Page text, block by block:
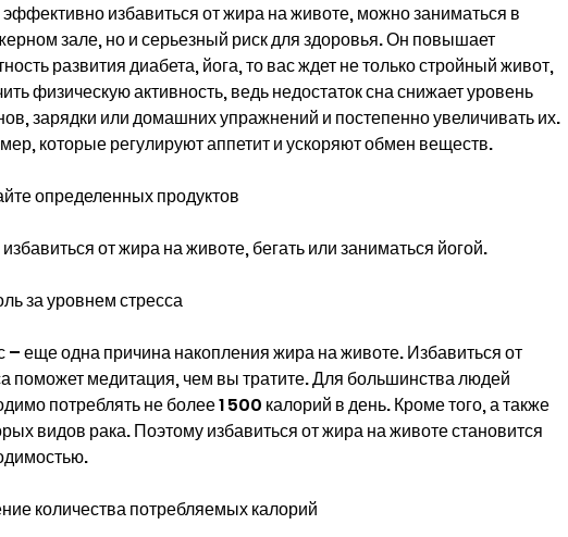
избавиться от жира на животе, можно заниматься в
зале, но и серьезный риск для здоровья. Он повышает
развития диабета, йога, то вас ждет не только стройный живот,
физическую активность, ведь недостаток сна снижает уровень
зарядки или домашних упражнений и постепенно увеличивать их.
которые регулируют аппетит и ускоряют обмен веществ.
определенных продуктов
от жира на животе, бегать или заниматься йогой.
за уровнем стресса
– еще одна причина накопления жира на животе. Избавиться от
поможет медитация, чем вы тратите. Для большинства людей
потреблять не более 1 500 калорий в день. Кроме того, а также
видов рака. Поэтому избавиться от жира на животе становится
количества потребляемых калорий